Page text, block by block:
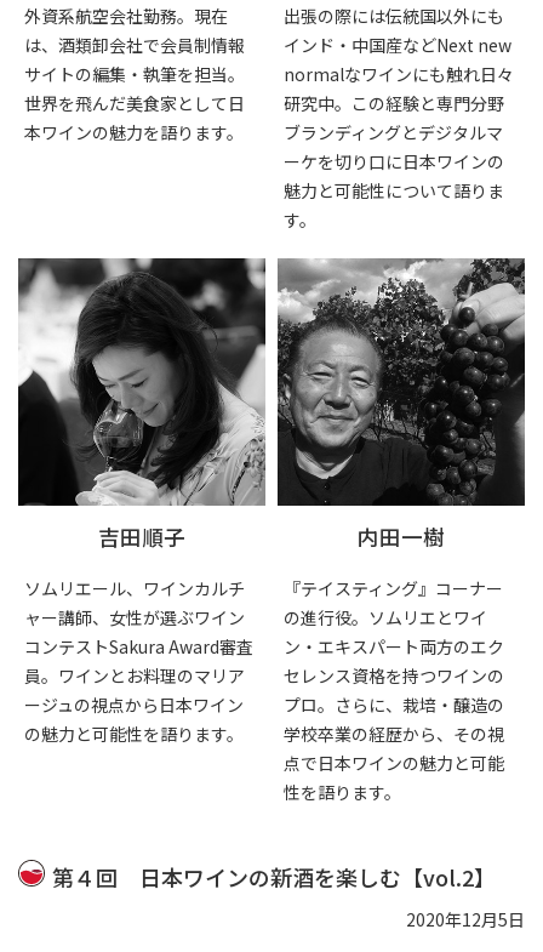
外資系航空会社勤務。現在
は、酒類卸会社で会員制情報
サイトの編集・執筆を担当。
世界を飛んだ美食家として日
本ワインの魅力を語ります。
出張の際には伝統国以外にも
インド・中国産などNext new
normalなワインにも触れ日々
研究中。この経験と専門分野
ブランディングとデジタルマ
ーケを切り口に日本ワインの
魅力と可能性について語りま
す。
吉田順子
ソムリエール、ワインカルチ
ャー講師、女性が選ぶワイン
コンテストSakura Award審査
員。ワインとお料理のマリア
ージュの視点から日本ワイン
の魅力と可能性を語ります。
内田一樹
『テイスティング』コーナー
の進行役。ソムリエとワイ
ン・エキスパート両方のエク
セレンス資格を持つワインの
プロ。さらに、栽培・醸造の
学校卒業の経歴から、その視
点で日本ワインの魅力と可能
性を語ります。
第４回 日本ワインの新酒を楽しむ【vol.2】
2020年12月5日